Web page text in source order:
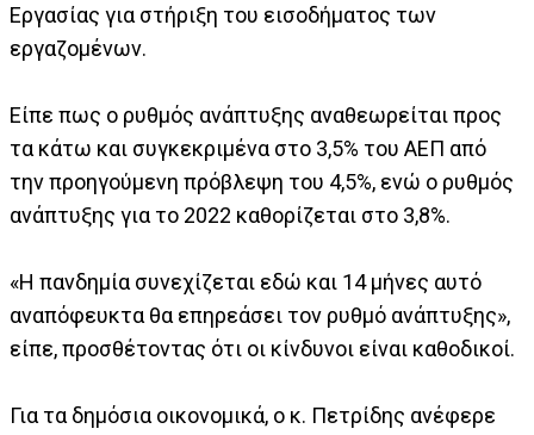
Εργασίας για στήριξη του εισοδήματος των
εργαζομένων.
Είπε πως ο ρυθμός ανάπτυξης αναθεωρείται προς
τα κάτω και συγκεκριμένα στο 3,5% του ΑΕΠ από
την προηγούμενη πρόβλεψη του 4,5%, ενώ ο ρυθμός
ανάπτυξης για το 2022 καθορίζεται στο 3,8%.
«Η πανδημία συνεχίζεται εδώ και 14 μήνες αυτό
αναπόφευκτα θα επηρεάσει τον ρυθμό ανάπτυξης»,
είπε, προσθέτοντας ότι οι κίνδυνοι είναι καθοδικοί.
Για τα δημόσια οικονομικά, ο κ. Πετρίδης ανέφερε